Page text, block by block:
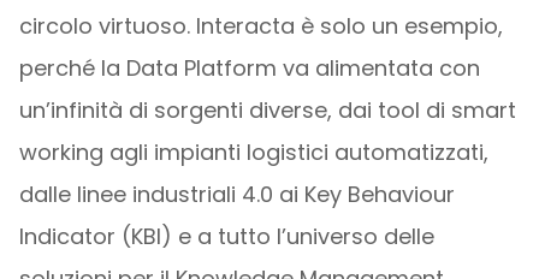
circolo virtuoso. Interacta è solo un esempio,
perché la Data Platform va alimentata con
un’infinità di sorgenti diverse, dai tool di smart
working agli impianti logistici automatizzati,
dalle linee industriali 4.0 ai Key Behaviour
Indicator (KBI) e a tutto l’universo delle